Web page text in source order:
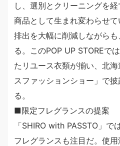
し、選別とクリーニングを
商品として生まれ変わらせ
排出を大幅に削減しながら
る。このPOP UP STOREで
たリユース衣類が揃い、北
スファッションショー」で
る。
■限定フレグランスの提案
「SHIRO with PASSTO」で
フレグランスも注目だ。使